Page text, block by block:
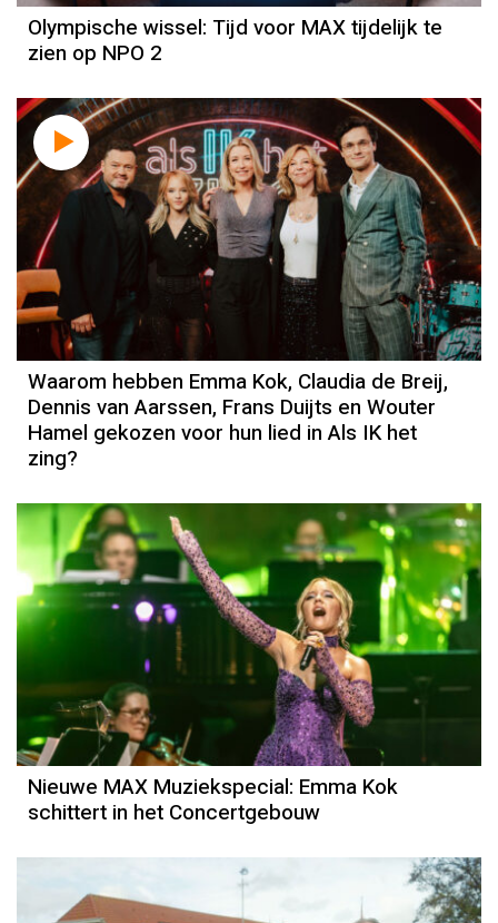
Olympische wissel: Tijd voor MAX tijdelijk te
zien op NPO 2
Waarom hebben Emma Kok, Claudia de Breij,
Dennis van Aarssen, Frans Duijts en Wouter
Hamel gekozen voor hun lied in Als IK het
zing?
Nieuwe MAX Muziekspecial: Emma Kok
schittert in het Concertgebouw